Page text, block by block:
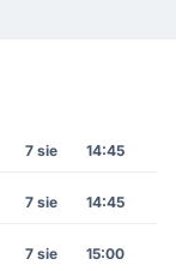
7 sie 14:45
7 sie 14:45
7 sie 15:00